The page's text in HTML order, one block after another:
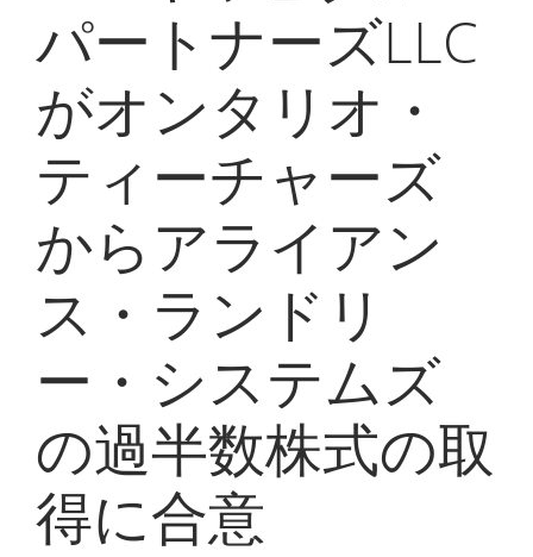
ン
My Alliance
パートナーズLLC
がオンタリオ・
ティーチャーズ
からアライアン
ス・ランドリ
ー・システムズ
の過半数株式の取
得に合意